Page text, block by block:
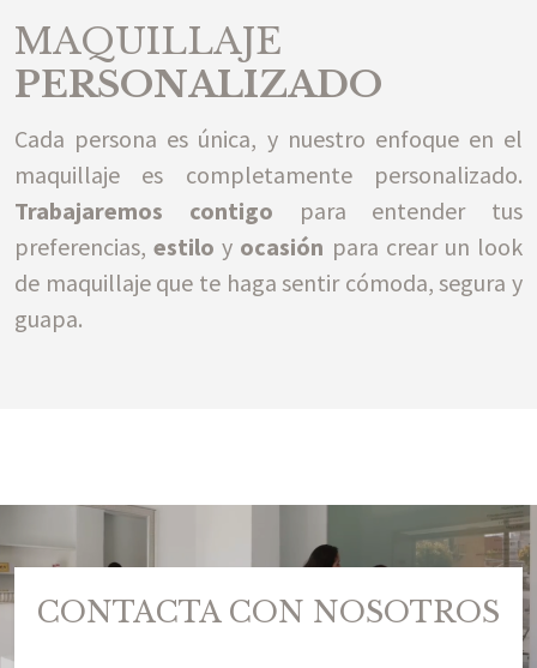
MAQUILLAJE
PERSONALIZADO
Cada persona es única, y nuestro enfoque en el
maquillaje es completamente personalizado.
Trabajaremos contigo para entender tus
preferencias,estiloy ocasión para crear un look
de maquillaje que te haga sentir cómoda, segura y
guapa.
CONTACTA CON NOSOTROS